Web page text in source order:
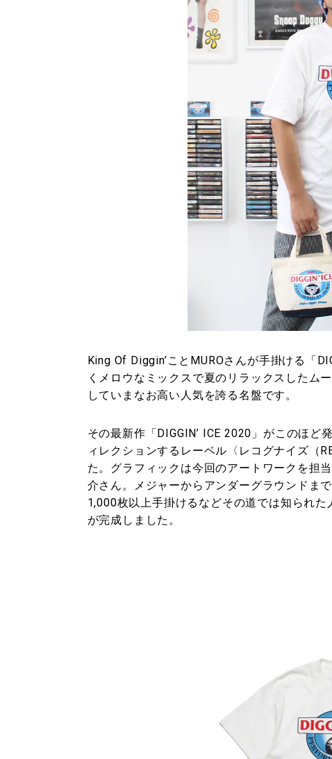
King Of Diggin’ことMUROさんが手掛ける「
くメロウなミックスで夏のリラックスしたム
していまなお高い人気を誇る名盤です。
その最新作「DIGGIN’ ICE 2020」がこのほど
ィレクションするレーベル〈レコグナイズ（
た。グラフィックは今回のアートワークを担
介さん。メジャーからアンダーグラウンドま
1,000枚以上手掛けるなどその道では知られ
が完成しました。